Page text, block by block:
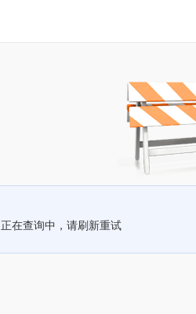
正在查询中，请刷新重试